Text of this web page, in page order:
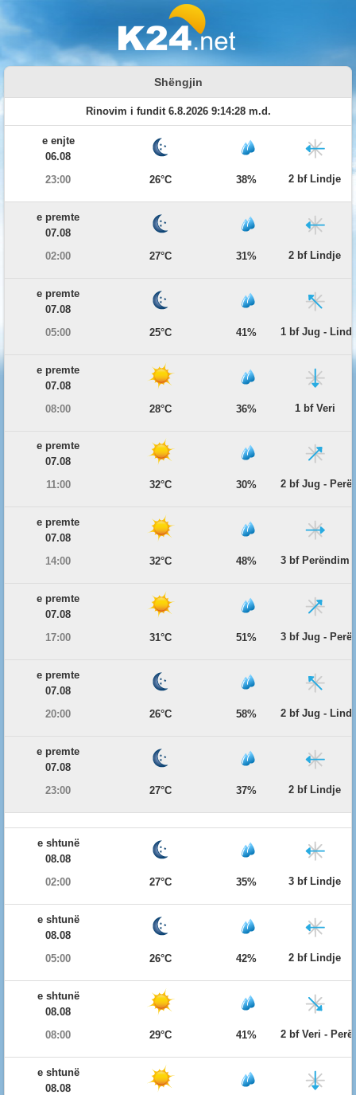
Shëngjin
Rinovim i fundit 6.8.2026 9:14:28 m.d.
e enjte
06.08
23:00
26°C 38% 2 bf Lindje
e premte
07.08
02:00
27°C 31% 2 bf Lindje
e premte
07.08
05:00
25°C 41% 1 bf Jug -
e premte
07.08
08:00
28°C 36% 1 bf Veri
e premte
07.08
11:00
32°C 30% 2 bf Jug -
e premte
07.08
14:00
32°C 48% 3 bf Perëndim
e premte
07.08
17:00
31°C 51% 3 bf Jug -
e premte
07.08
20:00
26°C 58% 2 bf Jug -
e premte
07.08
23:00
27°C 37% 2 bf Lindje
e shtunë
08.08
02:00
27°C 35% 3 bf Lindje
e shtunë
08.08
05:00
26°C 42% 2 bf Lindje
e shtunë
08.08
08:00
29°C 41% 2 bf Veri -
e shtunë
08.08